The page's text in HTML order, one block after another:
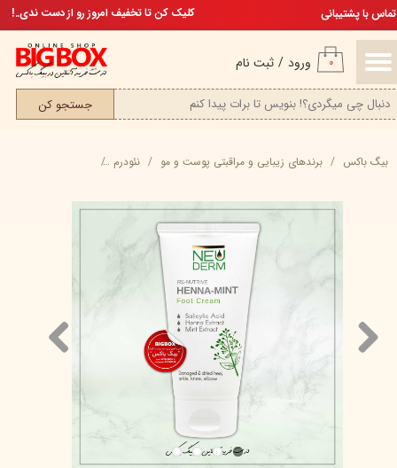
ورود / ثبت نام
حساب کاربری من
تغییر گذر واژه
سفارشات
خروج از حساب کاربری
۰
جستجو کن
تخفیف ویژه، برای مامان خوشگلمکلیک کن تا تخفیف امروز رو از دست ندی..! تماس با پشتیبانی
بیگ باکس برند‌های زیبایی و مراقبتی پوست و مو نئودرم